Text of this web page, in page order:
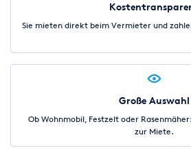
Sie mieten direkt beim Vermieter und
Große Auswahl
Ob Wohnmobil, Festzelt oder
zur Miete.